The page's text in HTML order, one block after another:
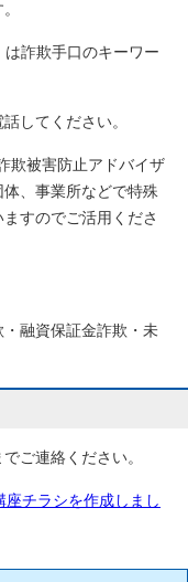
は詐欺手口のキーワー
してください。
欺被害防止アドバイザ
、事業所などで特殊
すのでご活用くださ
融資保証金詐欺・未
ご連絡ください。
チラシを作成しまし